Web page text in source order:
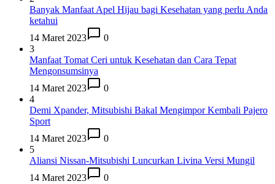
Banyak Manfaat Apel Hijau bagi Kesehatan yang perlu Anda
ketahui
14 Maret 2023
0
3
Manfaat Tomat Ceri untuk Kesehatan dan Cara Tepat
Mengonsumsinya
14 Maret 2023
0
4
Demi Xpander, Mitsubishi Bakal Mengimpor Kembali Pajero
Sport
14 Maret 2023
0
5
Aliansi Nissan-Mitsubishi Luncurkan Livina Versi Mungil
14 Maret 2023
0